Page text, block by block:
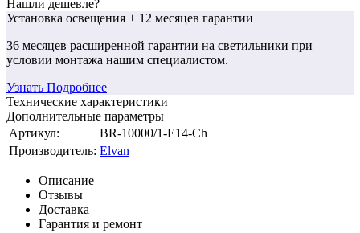
Нашли дешевле?
Установка освещения + 12 месяцев гарантии
36 месяцев расширенной гарантии на светильники при
условии монтажа нашим специалистом.
Узнать Подробнее
Технические характеристики
Дополнительные параметры
Артикул:
BR-10000/1-E14-Ch
Производитель: Elvan
Описание
Отзывы
Доставка
Гарантия и ремонт